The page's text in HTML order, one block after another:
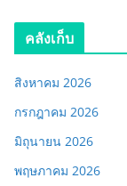
คลังเก็บ
สิงหาคม 2026
กรกฎาคม 2026
มิถุนายน 2026
พฤษภาคม 2026